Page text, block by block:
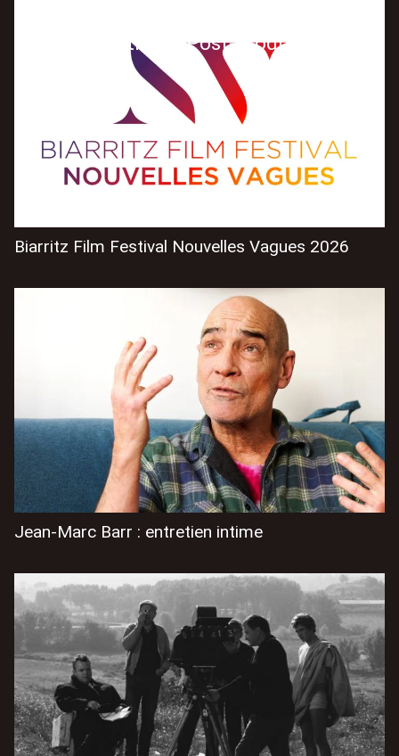
Film Production & Post-production
Biarritz Film Festival Nouvelles Vagues 2026
Jean-Marc Barr : entretien intime